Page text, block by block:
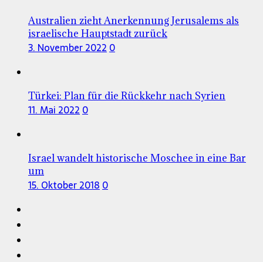
Australien zieht Anerkennung Jerusalems als
israelische Hauptstadt zurück
3. November 2022 0
Türkei: Plan für die Rückkehr nach Syrien
11. Mai 2022 0
Israel wandelt historische Moschee in eine Bar
um
15. Oktober 2018 0